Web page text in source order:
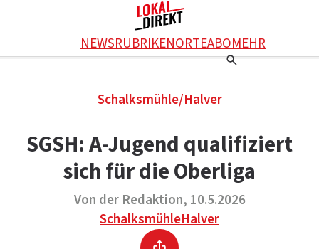
NEWSRUBRIKENORTEABOMEHR
Werbung schalten
Kontakt
Das Team
KONTAKT
DAS TEAM
ÜBER UNS
Schalksmühle/Halver
SGSH: A-Jugend qualifiziert
sich für die Oberliga
Von der Redaktion, 10.5.2026
SchalksmühleHalver
Drucken